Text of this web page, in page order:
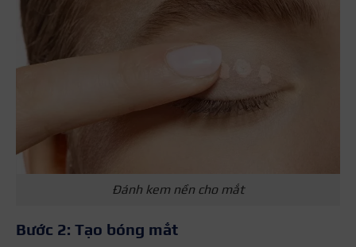
Đánh kem nền cho mắt
Bước 2: Tạo bóng mắt